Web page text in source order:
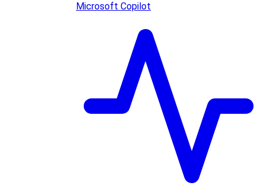
Microsoft Copilot